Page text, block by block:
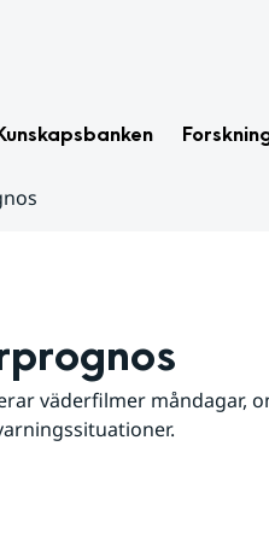
väderfilmer måndagar,